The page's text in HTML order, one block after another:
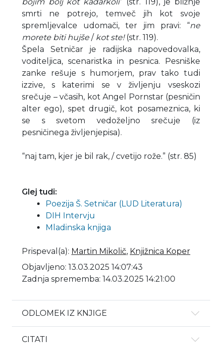
smrti ne potrejo, temveč jih kot svoje
spremljevalce udomači, ter jim pravi: “ne
morete biti hujše/kot ste!(str. 119).
Špela Setničar je radijska napovedovalka,
voditeljica, scenaristka in pesnica. Pesniške
zanke rešuje s humorjem, prav tako tudi
izzive, s katerimi se v življenju vseskozi
srečuje – včasih, kot Angel Pornstar (pesničin
alter ego), spet drugič, kot posameznica, ki
se s svetom vedoželjno srečuje (iz
pesničinega življenjepisa).
“naj tam, kjer je bil rak, / cvetijo rože.” (str. 85)
Glej tudi:
Poezija Š. Setničar (LUD Literatura)
DIH Intervju
Mladinska knjiga
Prispeval(a): Martin Mikolič, Knjižnica Koper
Objavljeno: 13.03.2025 14:07:43
Zadnja sprememba: 14.03.2025 14:21:00
ODLOMEK IZ KNJIGE
CITATI